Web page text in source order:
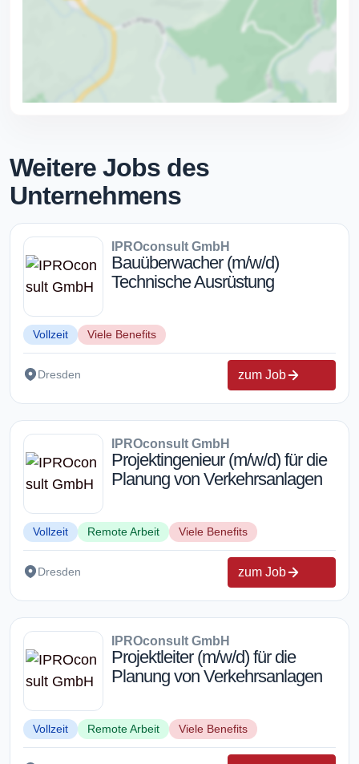
Weitere Jobs des
Unternehmens
IPROconsult GmbH
Bauüberwacher (m/w/d)
Technische Ausrüstung
Vollzeit Viele Benefits
Dresden zum Job
IPROconsult GmbH
Projektingenieur (m/w/d) für die
Planung von Verkehrsanlagen
Vollzeit Remote Arbeit Viele Benefits
Dresden zum Job
IPROconsult GmbH
Projektleiter (m/w/d) für die
Planung von Verkehrsanlagen
Vollzeit Remote Arbeit Viele Benefits